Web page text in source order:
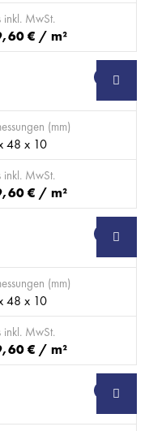
inkl. MwSt.
€ / m²
SB
(mm)
48 x 10
inkl. MwSt.
€ / m²
SB
(mm)
48 x 10
inkl. MwSt.
€ / m²
SB